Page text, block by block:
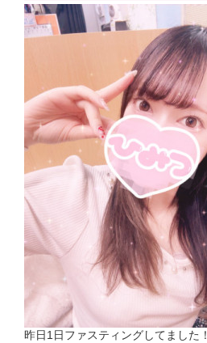
昨日1日ファスティングしてました！